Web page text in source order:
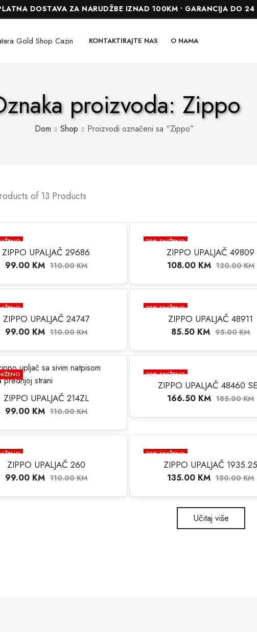
DOSTAVA ZA NARUDŽBE IZNAD 100KM • GARANCIJA DO 24
KONTAKTIRAJTE NAS O NAMA
proizvoda: Zippo
Dom Shop Proizvodi označeni sa “Zippo”
of 13 Products
ZIPPO UPALJAČ 29686
99.00 KM 110.00KM
10% SNIŽENO
ZIPPO UPALJAČ 49809
108.00 KM 120.00KM
ZIPPO UPALJAČ 24747
99.00 KM 110.00KM
10% SNIŽENO
ZIPPO UPALJAČ 48911
85.50 KM 95.00KM
ZIPPO UPALJAČ 214ZL
99.00 KM 110.00KM
10% SNIŽENO
NEMA NA STANJU
ZIPPO UPALJAČ 48460
166.50 KM 185.00KM
STANJU
ZIPPO UPALJAČ 260
99.00 KM 110.00KM
10% SNIŽENO
NEMA NA STANJU
ZIPPO UPALJAČ 1935.25
135.00 KM 150.00KM
Učitaj više